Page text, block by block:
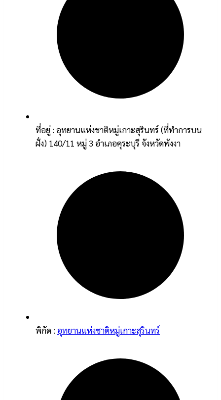
ที่อยู่ : อุทยานแห่งชาติหมู่เกาะสุรินทร์ (ที่ทำการบน
ฝั่ง) 140/11 หมู่ 3 อำเภอคุระบุรี จังหวัดพังงา
พิกัด : อุทยานแห่งชาติหมู่เกาะสุรินทร์